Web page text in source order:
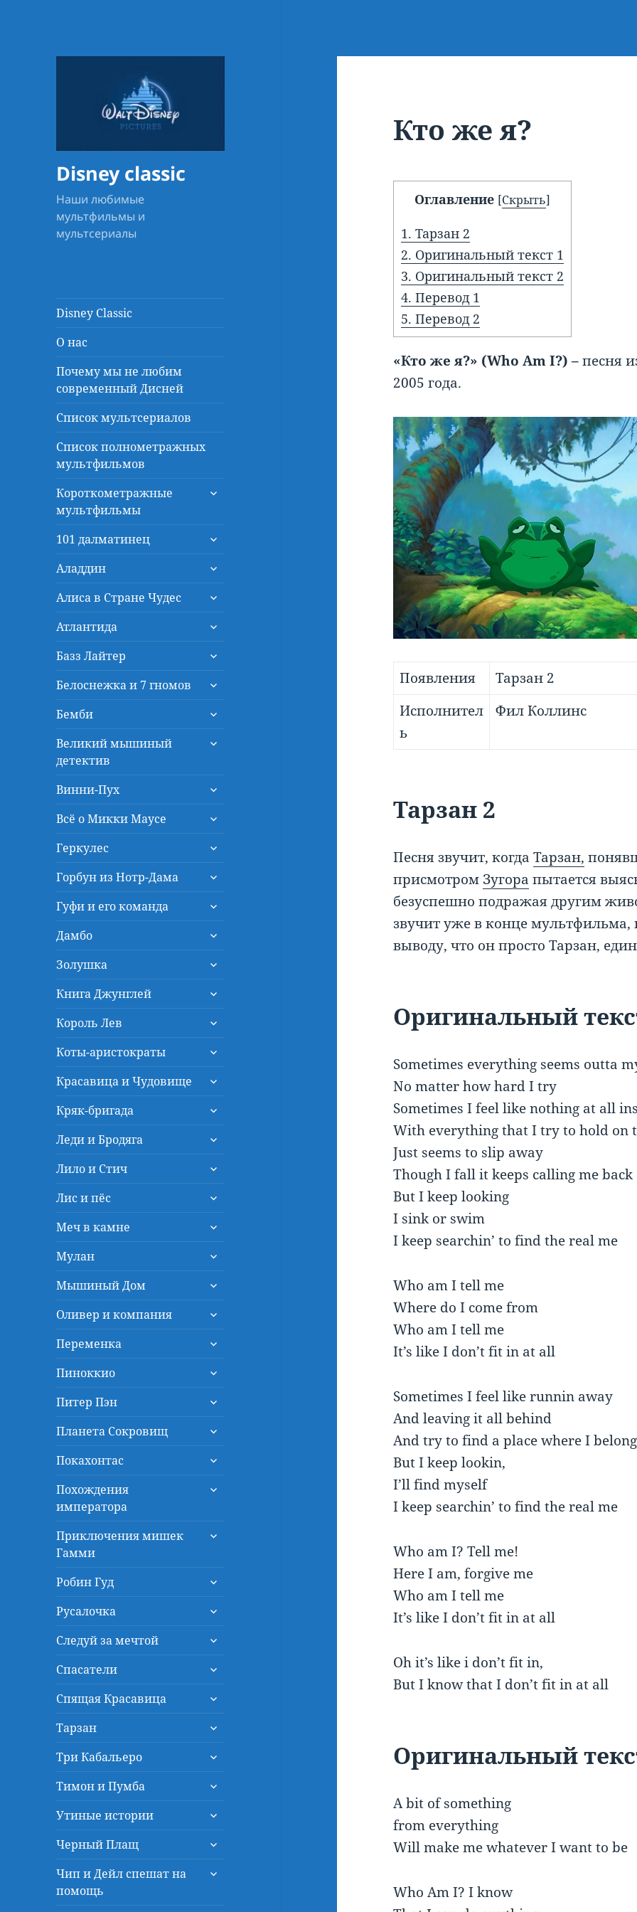
Disney classic
Наши любимые
мультфильмы и
мультсериалы
Disney Classic
О нас
Почему мы не любим
современный Дисней
Список мультсериалов
Список полнометражных
мультфильмов
Короткометражные
мультфильмы
раскрыть
101 далматинец
раскрыть
меню
Аладдин
раскрыть
меню
Алиса в Стране Чудес
раскрыть
меню
Атлантида
раскрыть
меню
Базз Лайтер
раскрыть
меню
Белоснежка и 7 гномов
раскрыть
меню
Бемби
раскрыть
меню
Великий мышиный
детектив
раскрыть
Винни-Пух
раскрыть
меню
Всё о Микки Маусе
раскрыть
меню
Геркулес
раскрыть
меню
Горбун из Нотр-Дама
раскрыть
меню
Гуфи и его команда
раскрыть
меню
Дамбо
раскрыть
меню
Золушка
раскрыть
меню
Книга Джунглей
раскрыть
меню
Король Лев
раскрыть
меню
Коты-аристократы
раскрыть
меню
Красавица и Чудовище
раскрыть
меню
Кряк-бригада
раскрыть
меню
Леди и Бродяга
раскрыть
меню
Лило и Стич
раскрыть
меню
Лис и пёс
раскрыть
меню
Меч в камне
раскрыть
меню
Мулан
раскрыть
меню
Мышиный Дом
раскрыть
меню
Оливер и компания
раскрыть
меню
Переменка
раскрыть
меню
Пиноккио
раскрыть
меню
Питер Пэн
раскрыть
меню
Планета Сокровищ
раскрыть
меню
Покахонтас
раскрыть
меню
Похождения
императора
раскрыть
Приключения мишек
Гамми
раскрыть
Робин Гуд
раскрыть
меню
Русалочка
раскрыть
меню
Следуй за мечтой
раскрыть
меню
Спасатели
раскрыть
меню
Спящая Красавица
раскрыть
меню
Тарзан
раскрыть
меню
Три Кабальеро
раскрыть
меню
Тимон и Пумба
раскрыть
меню
Утиные истории
раскрыть
меню
Черный Плащ
раскрыть
меню
Чип и Дейл спешат на
помощь
раскрыть
Кто же я?
Оглавление [Скрыть]
1. Тарзан 2
2. Оригинальный текст 1
3. Оригинальный текст 2
4. Перевод 1
5. Перевод 2
«Кто же я?» (WhoAmI?) –песня
2005 года.
Появления
Тарзан 2
Исполнител
ь
Фил Коллинс
Тарзан 2
Песня звучит, когдаТарзан,
присмотром Зугора пытается
безуспешно подражая другим
звучит уже в конце мультфильма,
выводу, что он просто Тарзан,
Оригинальный
Sometimes everything seems outta
No matter how hard I try
Sometimes I feel like nothing at all
With everything that I try to hold on
Just seems to slip away
Though I fall it keeps calling me back
But I keep looking
I sink or swim
I keep searchin’ to find the real me
Who am I tell me
Where do I come from
Who am I tell me
It’s like I don’t fit in at all
Sometimes I feel like runnin away
And leaving it all behind
And try to find a place where I belong
But I keep lookin,
I’ll find myself
I keep searchin’ to find the real me
Who am I? Tell me!
Here I am, forgive me
Who am I tell me
It’s like I don’t fit in at all
Oh it’s like i don’t fit in,
But I know that I don’t fit in at all
Оригинальный
A bit of something
from everything
Will make me whatever I want to be
Who Am I? I know